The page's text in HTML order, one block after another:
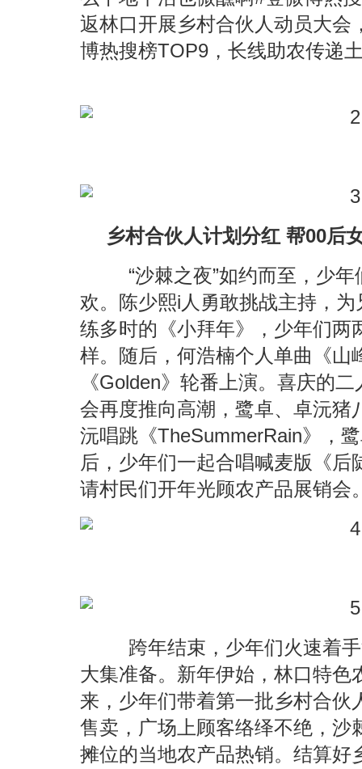
返林口开展乡村合伙人动员大会
博热搜榜TOP9，长线助农传递
乡村合伙人计划分红 帮00后
“沙棘之夜”如约而至，少
欢。陈少熙i人勇敢挑战主持，
练多时的《小拜年》，少年们两
样。随后，何浩楠个人单曲《山
《Golden》轮番上演。喜庆的
会再度推向高潮，鹭卓、卓沅猪
沅唱跳《TheSummerRain》，
后，少年们一起合唱喊麦版《
请村民们开年光顾农产品展销会
跨年结束，少年们火速着
大集准备。新年伊始，林口特色
来，少年们带着第一批乡村合伙
售卖，广场上顾客络绎不绝，沙
摊位的当地农产品热销。结算好